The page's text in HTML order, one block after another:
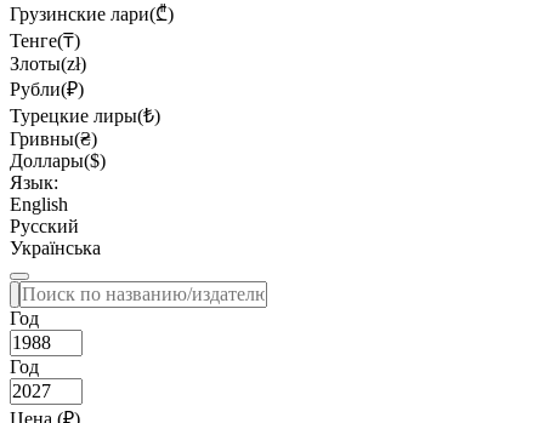
Грузинские лари(₾)
Тенге(₸)
Злоты(zł)
Рубли(₽)
Турецкие лиры(₺)
Гривны(₴)
Доллары($)
Язык:
English
Русский
Українська
Год
Год
Цена (₽)